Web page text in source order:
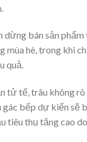
dừng bán sản
mùa hè, trong khi
quả.
tử tế, trâu không rõ
gác bếp dự kiến sẽ
tiêu thụ tăng cao